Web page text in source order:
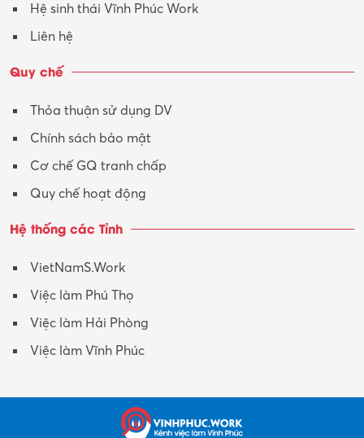
Y tế-Dược
Hệ sinh thái Vĩnh Phúc Work
Liên hệ
Quy chế
Thỏa thuận sử dụng DV
Chính sách bảo mật
Cơ chế GQ tranh chấp
Quy chế hoạt động
Hệ thống các Tỉnh
VietNamS.Work
Việc làm Phú Thọ
Việc làm Hải Phòng
Việc làm Vĩnh Phúc